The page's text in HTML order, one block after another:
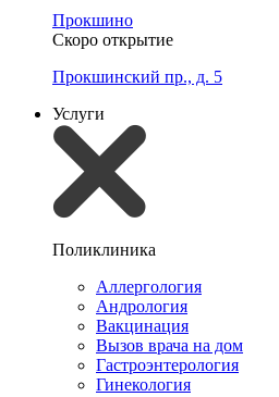
Прокшино
Скоро открытие
Прокшинский пр., д. 5
Услуги
Поликлиника
Аллергология
Андрология
Вакцинация
Вызов врача на дом
Гастроэнтерология
Гинекология